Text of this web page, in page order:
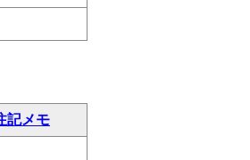
記メモ